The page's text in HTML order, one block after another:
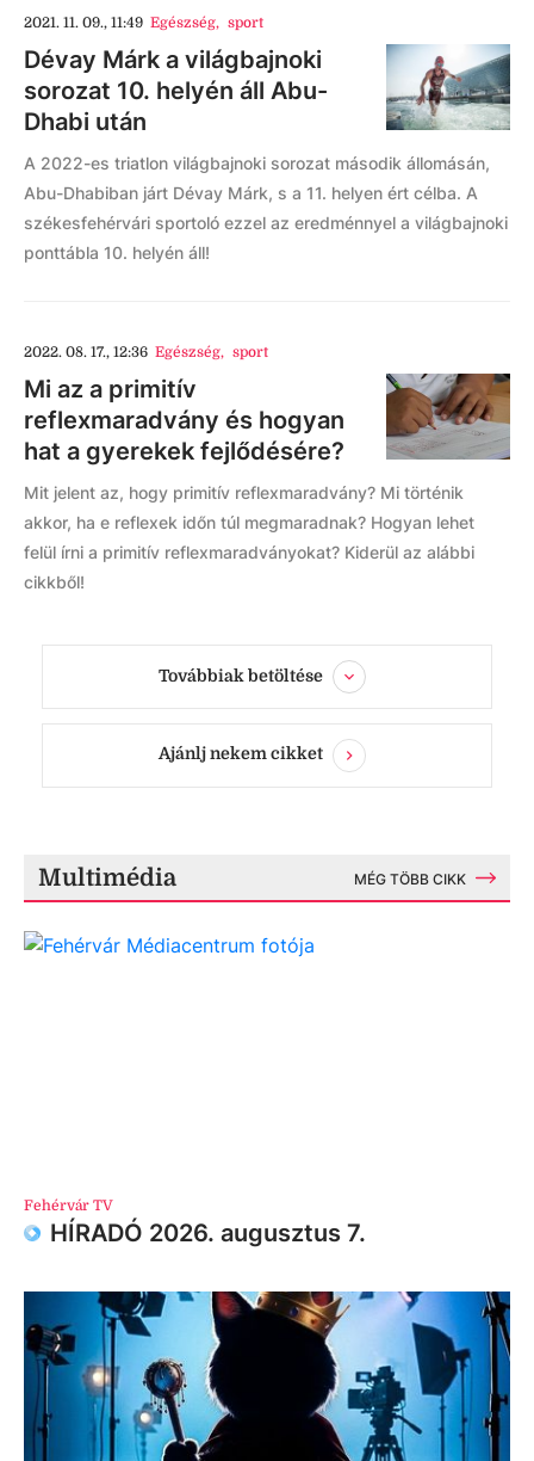
2021. 11. 09., 11:49 Egészség, sport
Dévay Márk a világbajnoki
sorozat 10. helyén áll Abu-
Dhabi után
A 2022-es triatlon világbajnoki sorozat második állomásán,
Abu-Dhabiban járt Dévay Márk, s a 11. helyen ért célba. A
székesfehérvári sportoló ezzel az eredménnyel a világbajnoki
ponttábla 10. helyén áll!
2022. 08. 17., 12:36 Egészség, sport
Mi az a primitív
reflexmaradvány és hogyan
hat a gyerekek fejlődésére?
Mit jelent az, hogy primitív reflexmaradvány? Mi történik
akkor, ha e reflexek időn túl megmaradnak? Hogyan lehet
felül írni a primitív reflexmaradványokat? Kiderül az alábbi
cikkből!
Továbbiak betöltése
Ajánlj nekem cikket
Multimédia MÉG TÖBB CIKK
Fehérvár TV
HÍRADÓ 2026. augusztus 7.